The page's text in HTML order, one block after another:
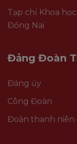
Tạp chí Khoa
Đồng Nai
Đảng Đoàn
Đảng ủy
Công Đoàn
Đoàn thanh niên